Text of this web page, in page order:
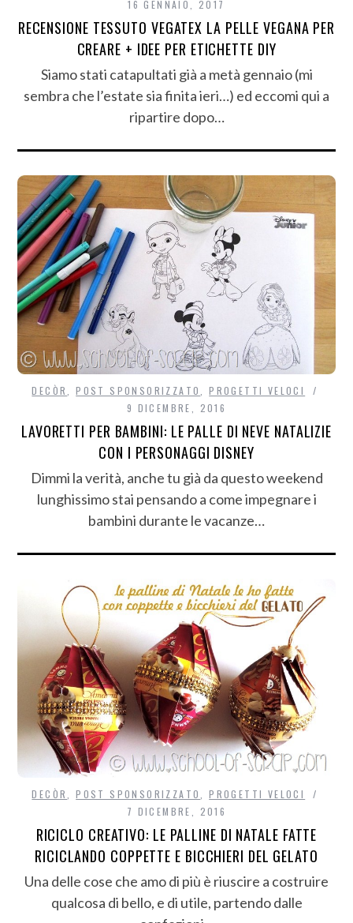
16 GENNAIO, 2017
RECENSIONE TESSUTO VEGATEX LA PELLE VEGANA PER
CREARE + IDEE PER ETICHETTE DIY
Siamo stati catapultati già a metà gennaio (mi
sembra che l’estate sia finita ieri…) ed eccomi qui a
ripartire dopo…
DECÒR ,POST SPONSORIZZATO ,PROGETTI VELOCI
9 DICEMBRE, 2016
LAVORETTI PER BAMBINI: LE PALLE DI NEVE NATALIZIE
CON I PERSONAGGI DISNEY
Dimmi la verità, anche tu già da questo weekend
lunghissimo stai pensando a come impegnare i
bambini durante le vacanze…
DECÒR ,POST SPONSORIZZATO ,PROGETTI VELOCI
7 DICEMBRE, 2016
RICICLO CREATIVO: LE PALLINE DI NATALE FATTE
RICICLANDO COPPETTE E BICCHIERI DEL GELATO
Una delle cose che amo di più è riuscire a costruire
qualcosa di bello, e di utile, partendo dalle